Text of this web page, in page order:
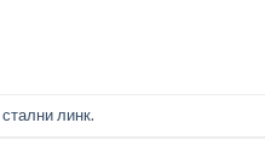
стални линк.